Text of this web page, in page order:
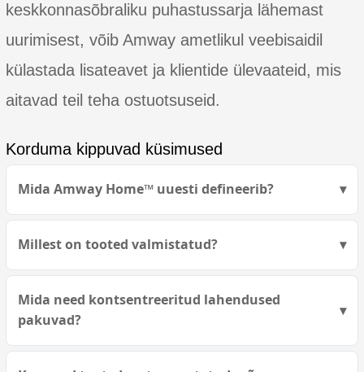
keskkonnasõbraliku puhastussarja lähemast
uurimisest, võib Amway ametlikul veebisaidil
külastada lisateavet ja klientide ülevaateid, mis
aitavad teil teha ostuotsuseid.
Korduma kippuvad küsimused
Mida Amway Home™ uuesti defineerib?
Millest on tooted valmistatud?
Mida need kontsentreeritud lahendused
pakuvad?